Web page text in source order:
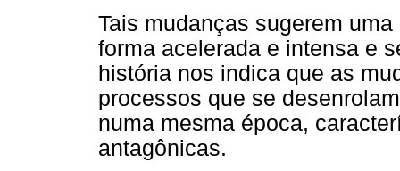
Tais mudanças sugerem
forma acelerada e intensa e
história nos indica que as
processos que se
numa mesma época,
antagônicas.